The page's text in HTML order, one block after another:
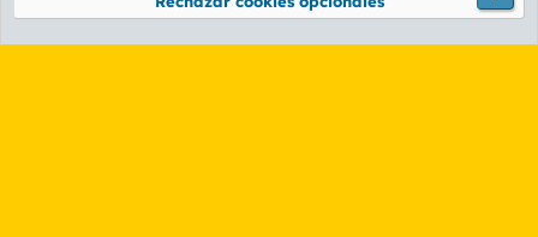
Community platform by XenForo® © 2010-2026 XenForo Ltd.